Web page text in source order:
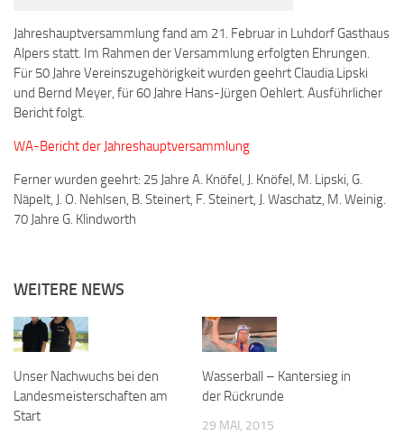
Jahreshauptversammlung fand am 21. Februar in Luhdorf Gasthaus
Alpers statt. Im Rahmen der Versammlung erfolgten Ehrungen.
Für 50 Jahre Vereinszugehörigkeit wurden geehrt Claudia Lipski
und Bernd Meyer, für 60 Jahre Hans-Jürgen Oehlert. Ausführlicher
Bericht folgt.
WA-Bericht der Jahreshauptversammlung
Ferner wurden geehrt: 25 Jahre A. Knöfel, J. Knöfel, M. Lipski, G.
Näpelt, J. O. Nehlsen, B. Steinert, F. Steinert, J. Waschatz, M. Weinig.
70 Jahre G. Klindworth
WEITERE NEWS
Unser Nachwuchs bei den
Landesmeisterschaften am
Start
Wasserball – Kantersieg in
der Rückrunde
29 MAI, 2015